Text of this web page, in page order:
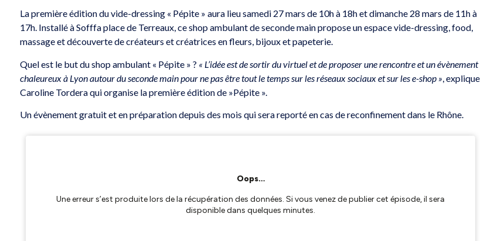
La première édition du vide-dressing « Pépite » aura lieu samedi 27 mars de 10h à 18h et dimanche 28 mars de 11h à
17h. Installé à Sofffa place de Terreaux, ce shop ambulant de seconde main propose un espace vide-dressing, food,
massage et découverte de créateurs et créatrices en fleurs, bijoux et papeterie.
Quel est le but du shop ambulant « Pépite » ? « L’idée est de sortir du virtuel et de proposer une rencontre et un évènement
chaleureux à Lyon autour du seconde main pour ne pas être tout le temps sur les réseaux sociaux et sur les e-shop » , explique
Caroline Tordera qui organise la première édition de »Pépite ».
Un évènement gratuit et en préparation depuis des mois qui sera reporté en cas de reconfinement dans le Rhône.